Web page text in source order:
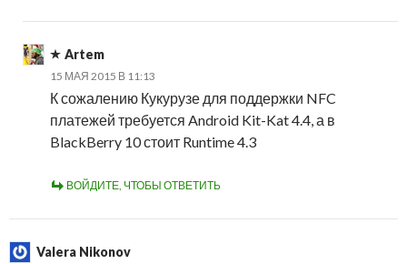
Artem
15 МАЯ 2015 В 11:13
К сожалению Кукурузе для поддержки NFC
платежей требуется Android Kit-Kat 4.4, а в
BlackBerry 10 стоит Runtime 4.3
ВОЙДИТЕ, ЧТОБЫ ОТВЕТИТЬ
Valera Nikonov